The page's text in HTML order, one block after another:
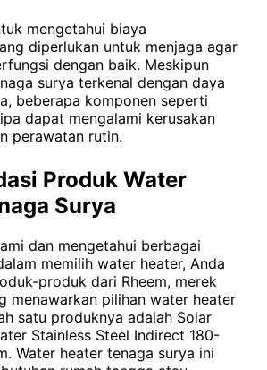
mengetahui biaya
diperlukan untuk menjaga agar
dengan baik. Meskipun
surya terkenal dengan daya
beberapa komponen seperti
dapat mengalami kerusakan
perawatan rutin.
Produk Water
Surya
dan mengetahui berbagai
memilih water heater, Anda
produk dari Rheem, merek
menawarkan pilihan water heater
satu produknya adalah Solar
Stainless Steel Indirect 180-
Water heater tenaga surya ini